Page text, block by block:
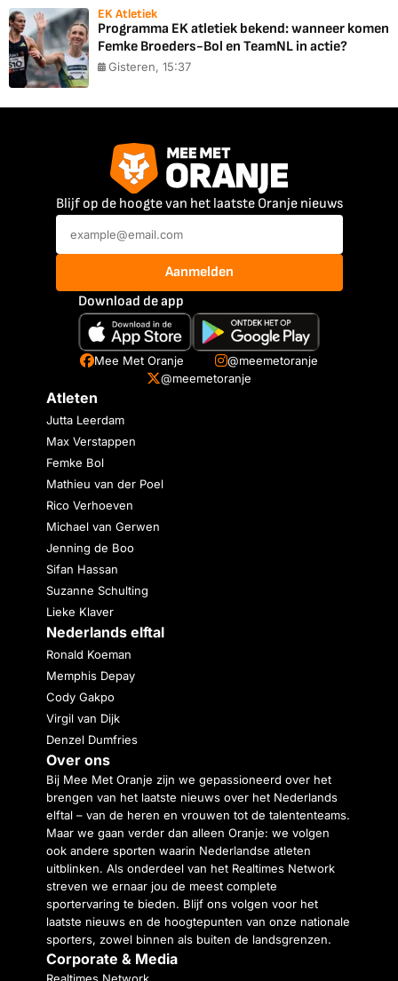
EK Atletiek
Programma EK atletiek bekend: wanneer komen
Femke Broeders-Bol en TeamNL in actie?
Gisteren, 15:37
Blijf op de hoogte van het laatste Oranje nieuws
Aanmelden
Download de app
Mee Met Oranje
@meemetoranje
@meemetoranje
Atleten
Jutta Leerdam
Max Verstappen
Femke Bol
Mathieu van der Poel
Rico Verhoeven
Michael van Gerwen
Jenning de Boo
Sifan Hassan
Suzanne Schulting
Lieke Klaver
Nederlands elftal
Ronald Koeman
Memphis Depay
Cody Gakpo
Virgil van Dijk
Denzel Dumfries
Over ons
Bij Mee Met Oranje zijn we gepassioneerd over het
brengen van het laatste nieuws over het Nederlands
elftal – van de heren en vrouwen tot de talententeams.
Maar we gaan verder dan alleen Oranje: we volgen
ook andere sporten waarin Nederlandse atleten
uitblinken. Als onderdeel van het Realtimes Network
streven we ernaar jou de meest complete
sportervaring te bieden. Blijf ons volgen voor het
laatste nieuws en de hoogtepunten van onze nationale
sporters, zowel binnen als buiten de landsgrenzen.
Corporate & Media